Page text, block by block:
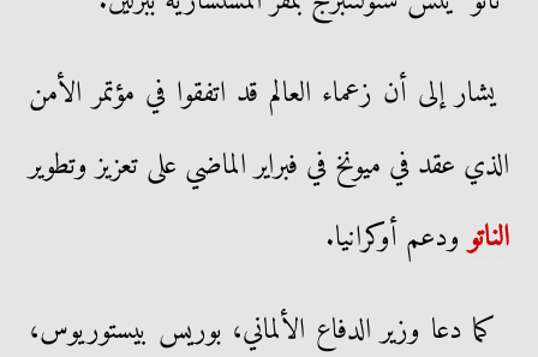
يشار إلى أن زعماء العالم قد اتفقوا في مؤتمر الأمن
الذي عقد في ميونخ في فبراير الماضي على تعزيز وتطوير
الناتوودعم أوكرانيا.
كما دعا وزير الدفاع الألماني، بوريس بيستوريوس،